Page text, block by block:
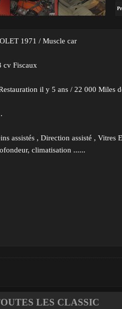
1971 / Muscle car
cv Fiscaux
il y 5 ans / 22 000 Miles
assistés , Direction assisté , Vitres
climatisation ......
LES CLASSIC